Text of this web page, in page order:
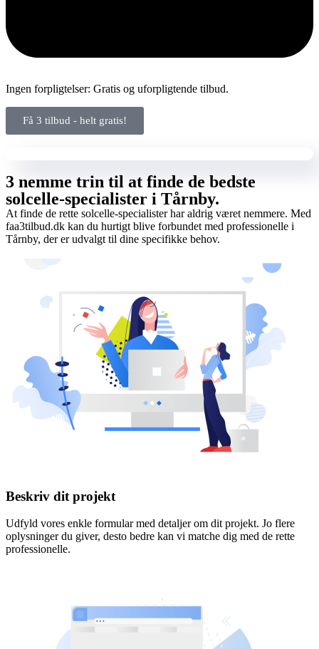
Ingen forpligtelser: Gratis og uforpligtende tilbud.
Få 3 tilbud - helt gratis!
3 nemme trin til at finde de bedste
solcelle-specialister i Tårnby.
At finde de rette solcelle-specialister har aldrig været nemmere. Med
faa3tilbud.dk kan du hurtigt blive forbundet med professionelle i
Tårnby, der er udvalgt til dine specifikke behov.
Beskriv dit projekt
Udfyld vores enkle formular med detaljer om dit projekt. Jo flere
oplysninger du giver, desto bedre kan vi matche dig med de rette
professionelle.